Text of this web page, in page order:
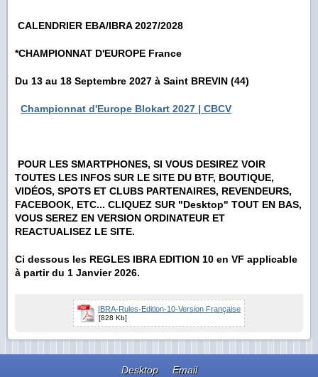
CALENDRIER EBA/IBRA 2027/2028
*CHAMPIONNAT D'EUROPE France
Du 13 au 18 Septembre 2027 à Saint BREVIN (44)
Championnat d'Europe Blokart 2027 | CBCV
POUR LES SMARTPHONES, SI VOUS DESIREZ VOIR
TOUTES LES INFOS SUR LE SITE DU BTF, BOUTIQUE,
VIDÉOS, SPOTS ET CLUBS PARTENAIRES, REVENDEURS,
FACEBOOK, ETC... CLIQUEZ SUR "Desktop" TOUT EN BAS,
VOUS SEREZ EN VERSION ORDINATEUR ET
REACTUALISEZ LE SITE.
Ci dessous les REGLES IBRA EDITION 10 en VF applicable
à partir du 1 Janvier 2026.
IBRA-Rules-Edition-10-Version Française
[828 Kb]
Desktop Email